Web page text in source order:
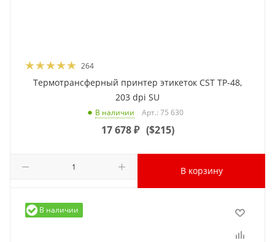
264
Термотрансферный принтер этикеток CST TP-48,
203 dpi SU
В наличии Арт.: 75 630
17 678₽ ($215)
В корзину
В наличии